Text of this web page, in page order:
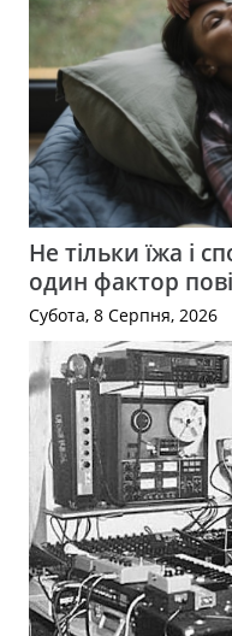
Не тільки їжа і
один фактор
Субота, 8 Серпня, 2026